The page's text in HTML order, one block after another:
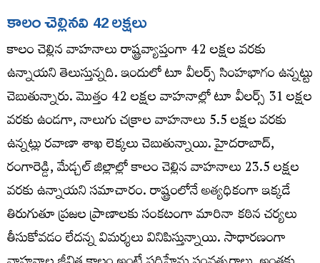
కాలం చెల్లినవి 42 లక్షలు
కాలం చెల్లిన వాహనాలు రాష్ట్రవ్యాప్తంగా 42 లక్షల వరకు
ఉన్నాయని తెలుస్తున్నది. ఇందులో టూ వీలర్స్ సింహభాగం ఉన్నట్టు
చెబుతున్నారు. మొత్తం 42 లక్షల వాహనాల్లో టూ వీలర్స్ 31 లక్షల
వరకు ఉండగా, నాలుగు చక్రాల వాహనాలు 5.5 లక్షల వరకు
ఉన్నట్లు రవాణా శాఖ లెక్కలు చెబుతున్నాయి. హైదరాబాద్,
రంగారెడ్డి, మేడ్చల్ జిల్లాల్లో కాలం చెల్లిన వాహనాలు 23.5 లక్షల
వరకు ఉన్నాయని సమాచారం. రాష్ట్రంలోనే అత్యధికంగా ఇక్కడే
తిరుగుతూ ప్రజల ప్రాణాలకు సంకటంగా మారినా కఠిన చర్యలు
తీసుకోవడం లేదన్న విమర్శలు వినిపిస్తున్నాయి. సాధారణంగా